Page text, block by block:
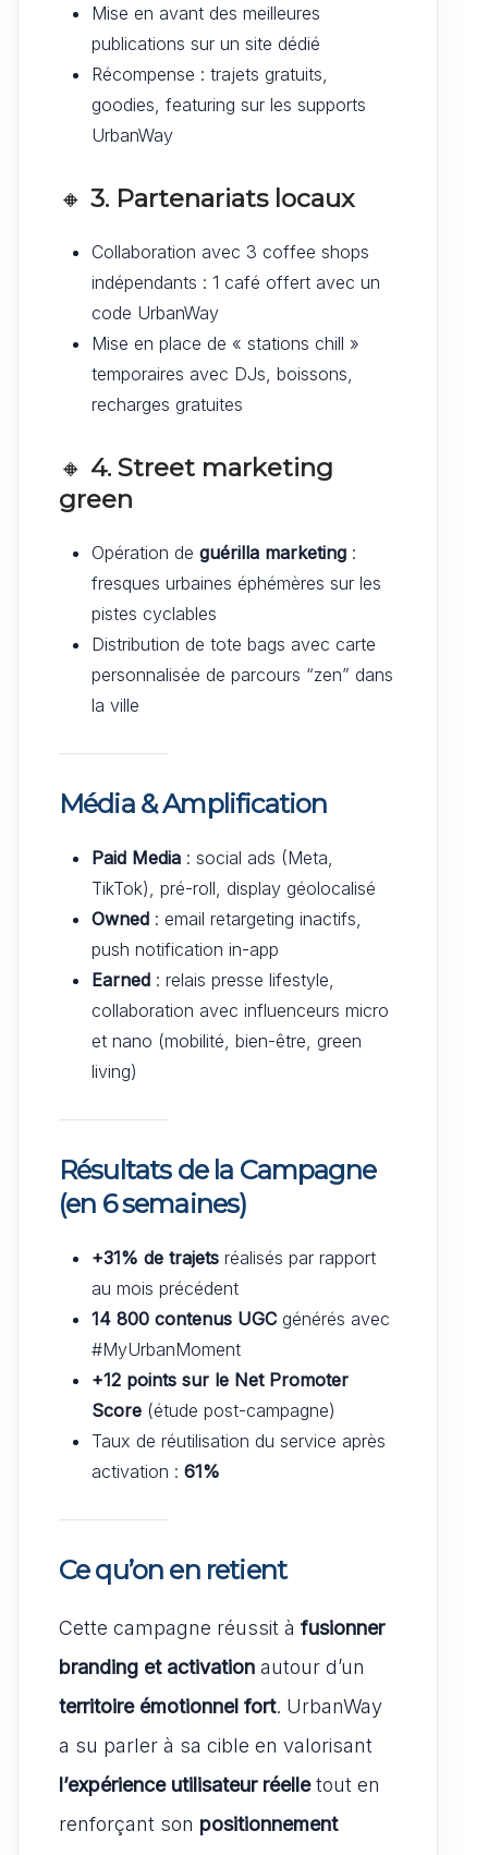
Mise en avant des meilleures
publications sur un site dédié
Récompense : trajets gratuits,
goodies, featuring sur les supports
UrbanWay
🔸 3. Partenariats locaux
Collaboration avec 3 coffee shops
indépendants : 1 café offert avec un
code UrbanWay
Mise en place de « stations chill »
temporaires avec DJs, boissons,
recharges gratuites
🔸 4. Street marketing
green
Opération de guérilla marketing :
fresques urbaines éphémères sur les
pistes cyclables
Distribution de tote bags avec carte
personnalisée de parcours “zen” dans
la ville
Média & Amplification
Paid Media : social ads (Meta,
TikTok), pré-roll, display géolocalisé
Owned : email retargeting inactifs,
push notification in-app
Earned : relais presse lifestyle,
collaboration avec influenceurs micro
et nano (mobilité, bien-être, green
living)
Résultats de la Campagne
(en 6 semaines)
+31% de trajets réalisés par rapport
au mois précédent
14 800 contenus UGCgénérés avec
#MyUrbanMoment
+12 points sur le Net Promoter
Score (étude post-campagne)
Taux de réutilisation du service après
activation : 61%
Ce qu’on en retient
Cette campagne réussit à fusionner
branding et activation autour d’un
territoire émotionnel fort. UrbanWay
a su parler à sa cible en valorisant
l’expérience utilisateur réelletout en
renforçant son positionnement